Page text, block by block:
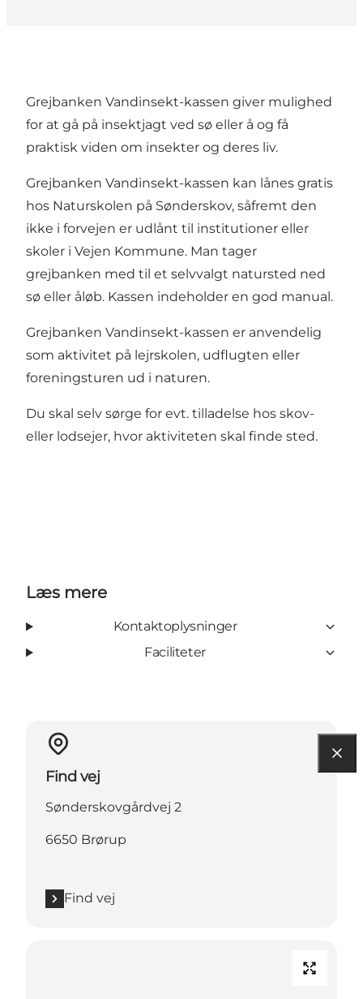
Grejbanken Vandinsekt-kassen giver mulighed
for at gå på insektjagt ved sø eller å og få
praktisk viden om insekter og deres liv.
Grejbanken Vandinsekt-kassen kan lånes gratis
hos Naturskolen på Sønderskov, såfremt den
ikke i forvejen er udlånt til institutioner eller
skoler i Vejen Kommune. Man tager
grejbanken med til et selvvalgt natursted ned
sø eller åløb. Kassen indeholder en god manual.
Grejbanken Vandinsekt-kassen er anvendelig
som aktivitet på lejrskolen, udflugten eller
foreningsturen ud i naturen.
Du skal selv sørge for evt. tilladelse hos skov-
eller lodsejer, hvor aktiviteten skal finde sted.
Læs mere
Kontaktoplysninger
Faciliteter
Find vej
Sønderskovgårdvej 2
6650 Brørup
Find vej